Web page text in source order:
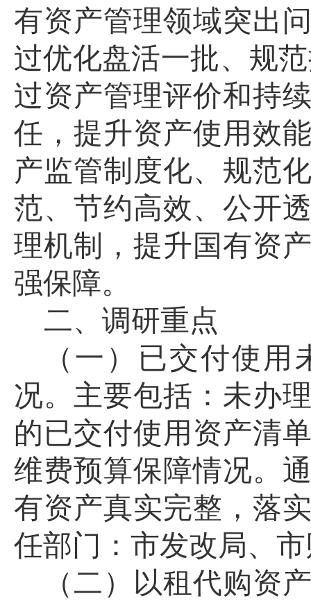
有资产管理领域突出
过优化盘活一批、规范
过资产管理评价和持
任， 提升资产使用效
产监管制度化、规范
范、节约高效、公开
理机制，提升国有资
强保障。
二、 调研重点
（一）已交付使
况。 主要包括：未办
的已交付使用资产清
维费预算保障情况。
有资产真实完整，落
任部门：市发改局、
（二）以租代购资